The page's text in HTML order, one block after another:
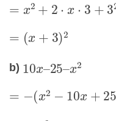
=x2+2⋅ x ⋅3+ 3 2
=( x+ 3)2
b) 10x–25–x2
=−(x2− 10 x+25)